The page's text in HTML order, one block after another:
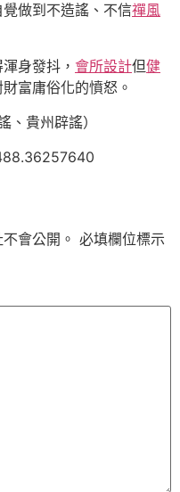
做到不造謠、不信禪風
身發抖， 會所設計但健
富庸俗化的憤怒。
、貴州辟謠）
會公開。 必填欄位標示